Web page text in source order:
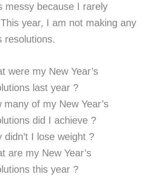
messy because I rarely
year, I am not making any
resolutions.
were my New Year’s
last year ?
many of my New Year’s
did I achieve ?
didn’t I lose weight ?
are my New Year’s
this year ?